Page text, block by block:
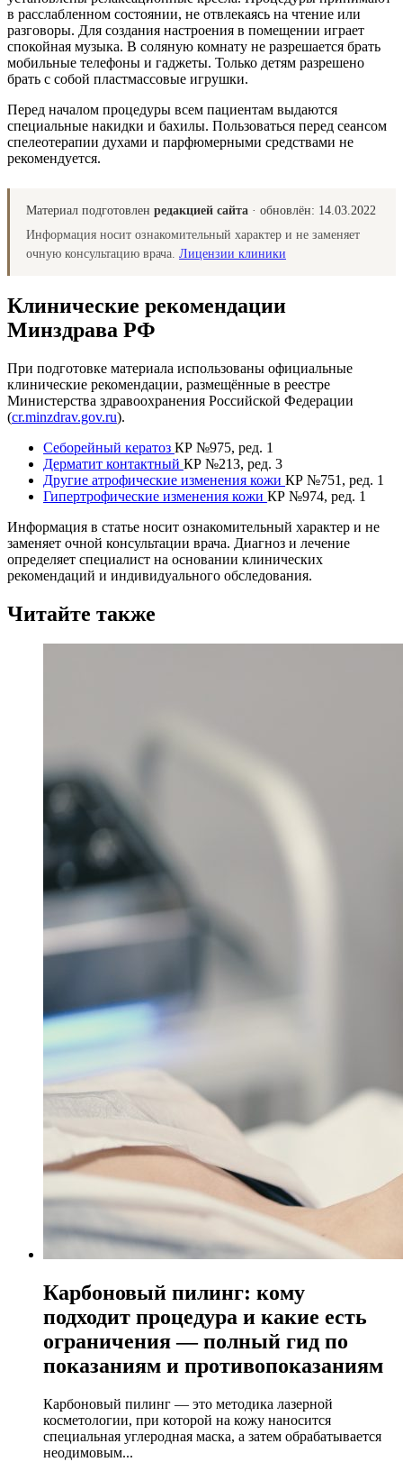
в расслабленном состоянии, не отвлекаясь на чтение или
разговоры. Для создания настроения в помещении играет
спокойная музыка. В соляную комнату не разрешается брать
мобильные телефоны и гаджеты. Только детям разрешено
брать с собой пластмассовые игрушки.
Перед началом процедуры всем пациентам выдаются
специальные накидки и бахилы. Пользоваться перед сеансом
спелеотерапии духами и парфюмерными средствами не
рекомендуется.
Материал подготовлен редакцией сайта · обновлён: 14.03.2022
Информация носит ознакомительный характер и не заменяет
очную консультацию врача. Лицензии клиники
Клинические рекомендации
Минздрава РФ
При подготовке материала использованы официальные
клинические рекомендации, размещённые в реестре
Министерства здравоохранения Российской Федерации
(cr.minzdrav.gov.ru).
Себорейный кератоз КР №975, ред. 1
Дерматит контактный КР №213, ред. 3
Другие атрофические изменения кожи КР №751, ред. 1
Гипертрофические изменения кожи КР №974, ред. 1
Информация в статье носит ознакомительный характер и не
заменяет очной консультации врача. Диагноз и лечение
определяет специалист на основании клинических
рекомендаций и индивидуального обследования.
Читайте также
Карбоновый пилинг: кому
подходит процедура и какие есть
ограничения — полный гид по
показаниям и противопоказаниям
Карбоновый пилинг — это методика лазерной
косметологии, при которой на кожу наносится
специальная углеродная маска, а затем обрабатывается
неодимовым...